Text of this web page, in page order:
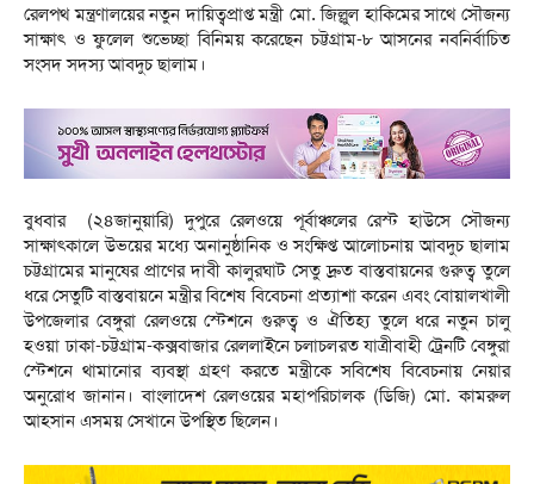
রেলপথ মন্ত্রণালয়ের নতুন দায়িত্বপ্রাপ্ত মন্ত্রী মো. জিল্লুল হাকিমের সাথে সৌজন্য
সাক্ষাৎ ও ফুলেল শুভেচ্ছা বিনিময় করেছেন চট্টগ্রাম-৮ আসনের নবনির্বাচিত
সংসদ সদস্য আবদুচ ছালাম।
বুধবার (২৪জানুয়ারি) দুপুরে রেলওয়ে পূর্বাঞ্চলের রেস্ট হাউসে সৌজন্য
সাক্ষাৎকালে উভয়ের মধ্যে অনানুষ্ঠানিক ও সংক্ষিপ্ত আলোচনায় আবদুচ ছালাম
চট্টগ্রামের মানুষের প্রাণের দাবী কালুরঘাট সেতু দ্রুত বাস্তবায়নের গুরুত্ব তুলে
ধরে সেতুটি বাস্তবায়নে মন্ত্রীর বিশেষ বিবেচনা প্রত্যাশা করেন এবং বোয়ালখালী
উপজেলার বেঙ্গুরা রেলওয়ে স্টেশনে গুরুত্ব ও ঐতিহ্য তুলে ধরে নতুন চালু
হওয়া ঢাকা-চট্টগ্রাম-কক্সবাজার রেললাইনে চলাচলরত যাত্রীবাহী ট্রেনটি বেঙ্গুরা
স্টেশনে থামানোর ব্যবস্থা গ্রহণ করতে মন্ত্রীকে সবিশেষ বিবেচনায় নেয়ার
অনুরোধ জানান। বাংলাদেশ রেলওয়ের মহাপরিচালক (ডিজি) মো. কামরুল
আহসান এসময় সেখানে উপস্থিত ছিলেন।